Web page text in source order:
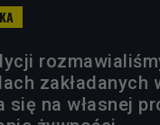
zakładanych
się na własnej